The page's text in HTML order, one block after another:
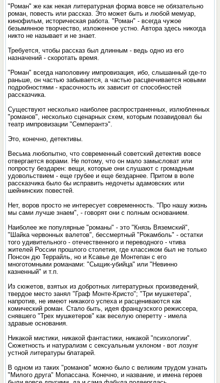
"Роман" же как некая литературная форма вовсе не обязательно
роман, повесть или рассказ. Это может быть и любой мемуар,
кинофильм, историческая работа. "Роман" - всегда чужое
безымянное творчество, изложенное устно. Автора здесь никогда
никто не называет и не знает.
Требуется, чтобы рассказ был длинным - ведь одно из его
назначений - скоротать время.
"Роман" всегда наполовину импровизация, ибо, слышанный где-то
раньше, он частью забывается, а частью расцвечивается новыми
подробностями - красочность их зависит от способностей
рассказчика.
Существуют несколько наиболее распространенных, излюбленных
"романов", несколько сценарных схем, которым позавидовал бы
театр импровизации "Семперантэ".
Это, конечно, детективы.
Весьма любопытно, что современный советский детектив вовсе
отвергается ворами. Не потому, что он мало замысловат или
попросту бездарен: вещи, которые они слушают с громадным
удовольствием - еще грубее и еще бездарнее. Притом в воле
рассказчика было бы исправить недочеты адамовских или
шейнинских повестей.
Нет, воров просто не интересует современность. "Про нашу жизнь
мы сами лучше знаем", - говорят они с полным основанием.
Наиболее же популярные "романы" - это "Князь Вяземский",
"Шайка червонных валетов", бессмертный "Рокамболь" - остатки
того удивительного - отечественного и переводного - чтива
жителей России прошлого столетия, где классиком был не только
Понсон дю Террайль, но и Ксавье де Монтепан с его
многотомными романами: "Сыщик-убийца" или "Невинно
казненный" и т.п.
Из сюжетов, взятых из добротных литературных произведений,
твердое место занял "Граф Монте-Кристо"; "Три мушкетера",
напротив, не имеют никакого успеха и расцениваются как
комический роман. Стало быть, идея французского режиссера,
снявшего "Трех мушкетеров" как веселую оперетту - имела
здравые основания.
Никакой мистики, никакой фантастики, никакой "психологии".
Сюжетность и натурализм с сексуальным уклоном - вот лозунг
устной литературы блатарей.
В одном из таких "романов" можно было с великим трудом узнать
"Милого друга" Мопассана. Конечно, и название, и имена героев